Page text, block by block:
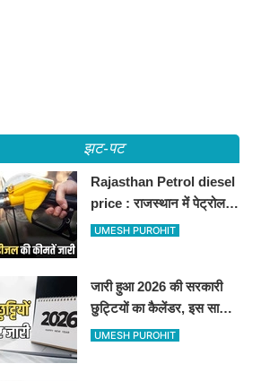
झट-पट
Rajasthan Petrol diesel
price : राजस्थान में पेट्रोल-
डीजल की कीमतें जारी, जानिए
UMESH PUROHIT
जारी हुआ 2026 की सरकारी
छुट्टियों का कैलेंडर, इस साल
कई बार मिलेगा लगातार
UMESH PUROHIT